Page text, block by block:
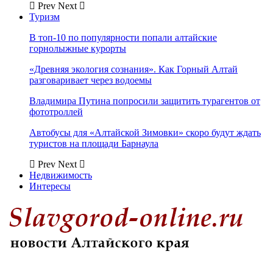
Prev Next
Туризм
В топ-10 по популярности попали алтайские
горнолыжные курорты
«Древняя экология сознания». Как Горный Алтай
разговаривает через водоемы
Владимира Путина попросили защитить турагентов от
фототроллей
Автобусы для «Алтайской Зимовки» скоро будут ждать
туристов на площади Барнаула
Prev Next
Недвижимость
Интересы